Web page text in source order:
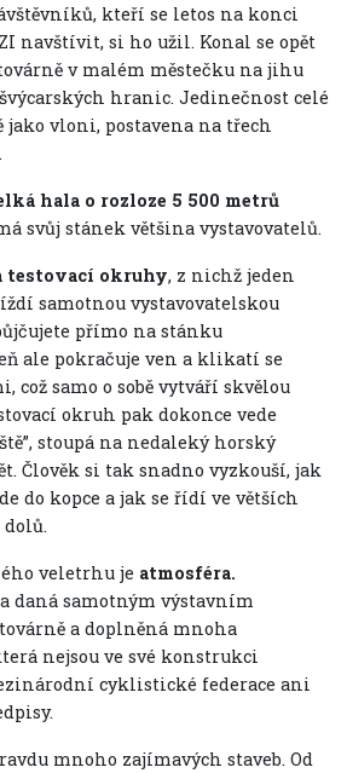
kteří se letos na konci
navštívit, si ho užil. Konal se opět
v malém městečku na jihu
hranic. Jedinečnost celé
jako vloni, postavena na třech
hala o rozloze 5 500 metrů
svůj stánek většina vystavovatelů.
testovací okruhy, z nichž jeden
samotnou vystavovatelskou
přímo na stánku
ale pokračuje ven a klikatí se
samo o sobě vytváří skvělou
okruh pak dokonce vede
stoupá na nedaleký horský
Člověk si tak snadno vyzkouší, jak
do kopce a jak se řídí ve větších
dolů.
veletrhu je atmosféra.
daná samotným výstavním
a doplněná mnoha
nejsou ve své konstrukci
cyklistické federace ani
mnoho zajímavých staveb. Od